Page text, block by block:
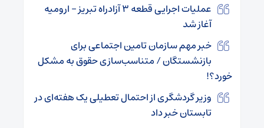
عملیات اجرایی قطعه ۳ آزادراه تبریز – ارومیه
آغاز شد
خبر مهم سازمان تامین اجتماعی برای
بازنشستگان / متناسب‌سازی حقوق به مشکل
خورد؟!
وزیر گردشگری از احتمال تعطیلی یک هفته‌ای در
تابستان خبر داد